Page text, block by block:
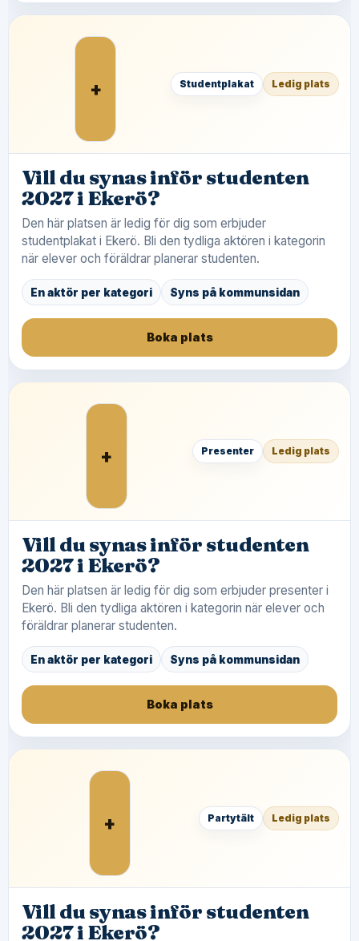
+ Studentplakat Ledig plats
Vill du synas inför studenten
2027 i Ekerö?
Den här platsen är ledig för dig som erbjuder
studentplakat i Ekerö. Bli den tydliga aktören i kategorin
när elever och föräldrar planerar studenten.
En aktör per kategori Syns på kommunsidan
Boka plats
+ Presenter Ledig plats
Vill du synas inför studenten
2027 i Ekerö?
Den här platsen är ledig för dig som erbjuder presenter i
Ekerö. Bli den tydliga aktören i kategorin när elever och
föräldrar planerar studenten.
En aktör per kategori Syns på kommunsidan
Boka plats
+ Partytält Ledig plats
Vill du synas inför studenten
2027 i Ekerö?